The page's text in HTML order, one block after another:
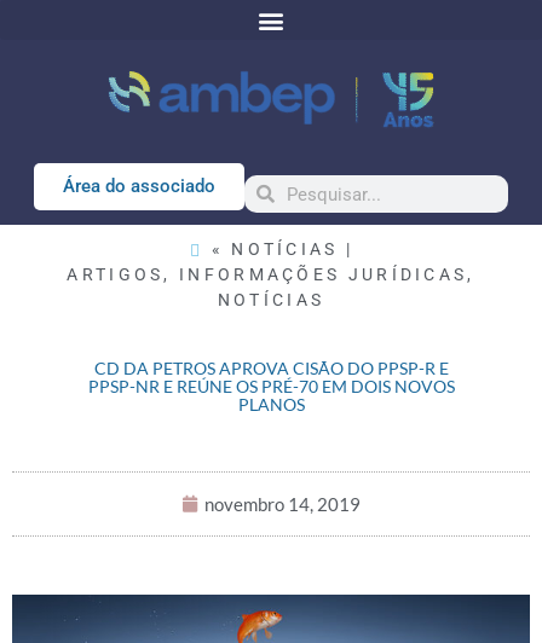
Área do associado
« NOTÍCIAS |
ARTIGOS , INFORMAÇÕES JURÍDICAS ,
NOTÍCIAS
CD DA PETROS APROVA CISÃO DO PPSP-R E
PPSP-NR E REÚNE OS PRÉ-70 EM DOIS NOVOS
PLANOS
novembro 14, 2019